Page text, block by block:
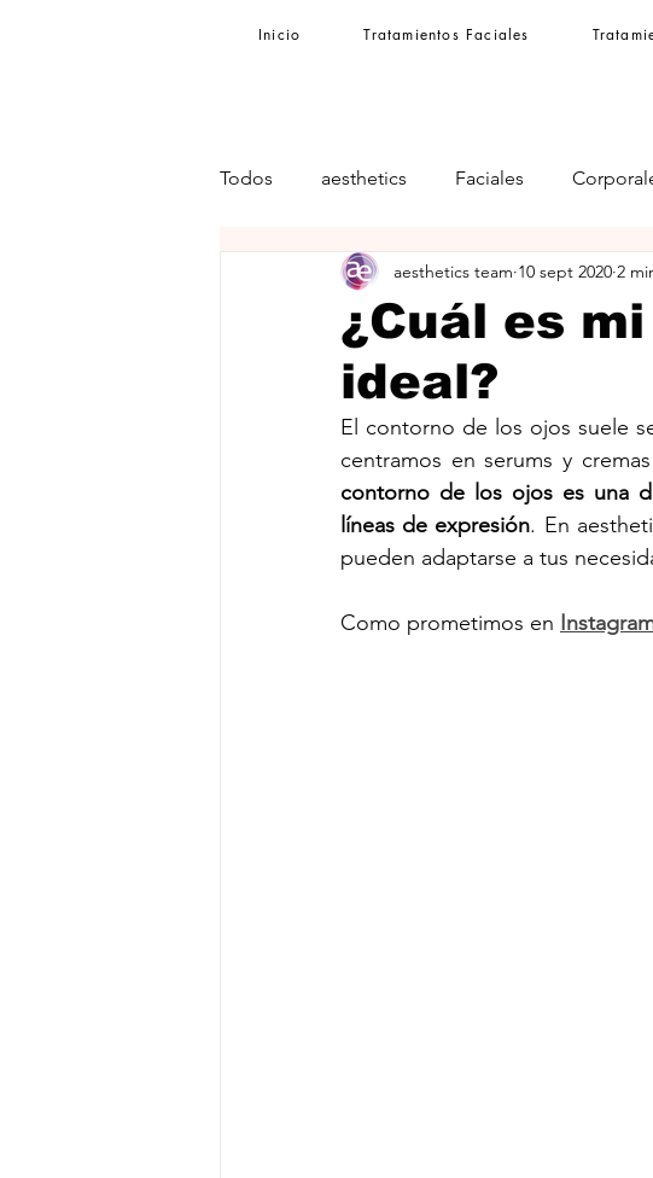
Inicio Tratamientos Faciales
Todos
aesthetics Faciales
¿Cuál es
ideal?
aesthetics team 10 sept 2020 2
El contorno de los ojos suele
centramos en serums y
contorno de los ojos es una
líneas de expresión. En
pueden adaptarse a tus
Como prometimos en